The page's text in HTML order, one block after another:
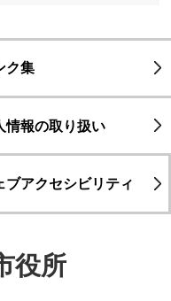
ク集
情報の取り扱い
ブアクセシビリティ
役所